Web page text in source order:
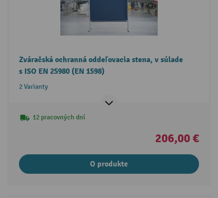
Zváračská ochranná oddeľovacia stena, v súlade
s ISO EN 25980 (EN 1598)
2 Varianty
12 pracovných dní
206,00 €
O produkte